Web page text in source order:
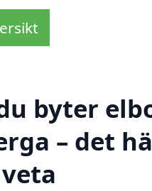
byter
– det